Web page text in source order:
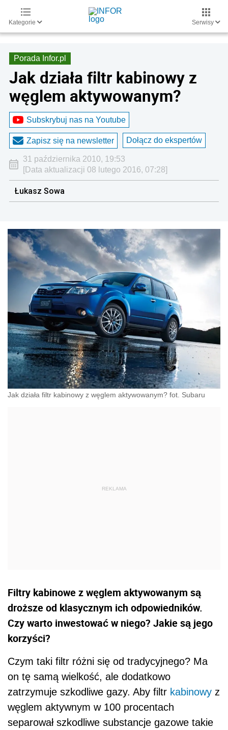
Kategorie Serwisy
Porada Infor.pl
Jak działa filtr kabinowy z
węglem aktywowanym?
Subskrybuj nas na Youtube
Zapisz się na newsletter Dołącz do ekspertów
31 października 2010, 19:53
[Data aktualizacji 08 lutego 2016, 07:28]
Łukasz Sowa
Jak działa filtr kabinowy z węglem aktywowanym? fot. Subaru
Filtry kabinowe z węglem aktywowanym są
droższe od klasycznym ich odpowiedników.
Czy warto inwestować w niego? Jakie są jego
korzyści?
Czym taki filtr różni się od tradycyjnego? Ma
on tę samą wielkość, ale dodatkowo
zatrzymuje szkodliwe gazy. Aby filtr kabinowy z
węglem aktywnym w 100 procentach
separował szkodliwe substancje gazowe takie